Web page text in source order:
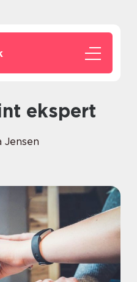
ekspert
Jensen